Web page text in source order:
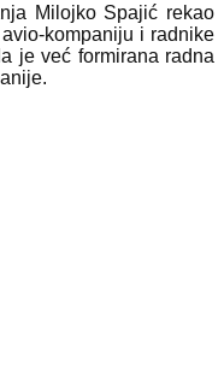
Milojko Spajić rekao
kompaniju i radnike
je već formirana radna